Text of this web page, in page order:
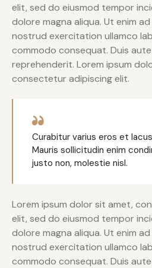
elit, sed do eiusmod tempor
dolore magna aliqua. Ut enim ad
nostrud exercitation ullamco
commodo consequat. Duis
reprehenderit. Lorem ipsum
consectetur adipiscing elit.
Curabitur varius eros et
Mauris sollicitudin enim
justo non, molestie nisl.
Lorem ipsum dolor sit amet,
elit, sed do eiusmod tempor
dolore magna aliqua. Ut enim ad
nostrud exercitation ullamco
commodo consequat. Duis